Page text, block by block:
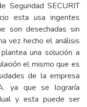
Seguridad SECURIT
esta usa ingentes
son desechadas sin
vez hecho el análisis
una solución a
el mismo que es
de la empresa
ya que se lograría
y esta puede ser